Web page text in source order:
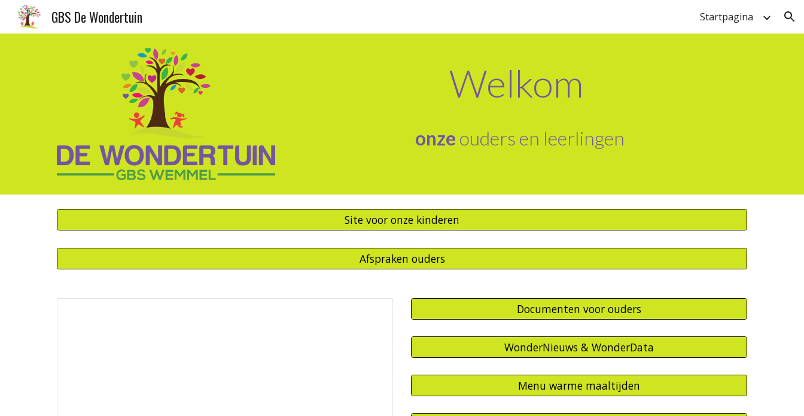
GBS De Wondertuin Startpagina
Welkom
onze ouders en leerlingen
Site voor onze kinderen
Afspraken ouders
Documenten voor ouders
WonderNieuws & WonderData
Menu warme maaltijden